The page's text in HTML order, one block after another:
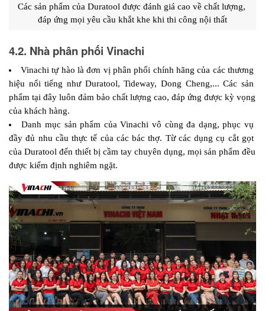
Các sản phẩm của Duratool được đánh giá cao về chất lượng,
đáp ứng mọi yêu cầu khắt khe khi thi công nội thất
4.2. Nhà phân phối Vinachi
Vinachi tự hào là đơn vị phân phối chính hãng của các thương
hiệu nổi tiếng như Duratool, Tideway, Dong Cheng,... Các sản
phẩm tại đây luôn đảm bảo chất lượng cao, đáp ứng được kỳ vọng
của khách hàng.
Danh mục sản phẩm của Vinachi vô cùng đa dạng, phục vụ
đầy đủ nhu cầu thực tế của các bác thợ. Từ các dụng cụ cắt gọt
của Duratool đến thiết bị cầm tay chuyên dụng, mọi sản phẩm đều
được kiểm định nghiêm ngặt.